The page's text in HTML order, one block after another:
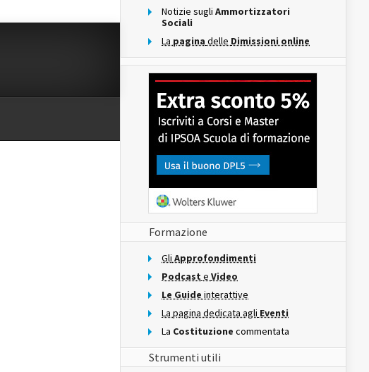
Notizie sugli Ammortizzatori
Sociali
La pagina delle Dimissioni online
Formazione
Gli Approfondimenti
Podcast e Video
Le Guide interattive
La pagina dedicata agli Eventi
La Costituzione commentata
Strumenti utili